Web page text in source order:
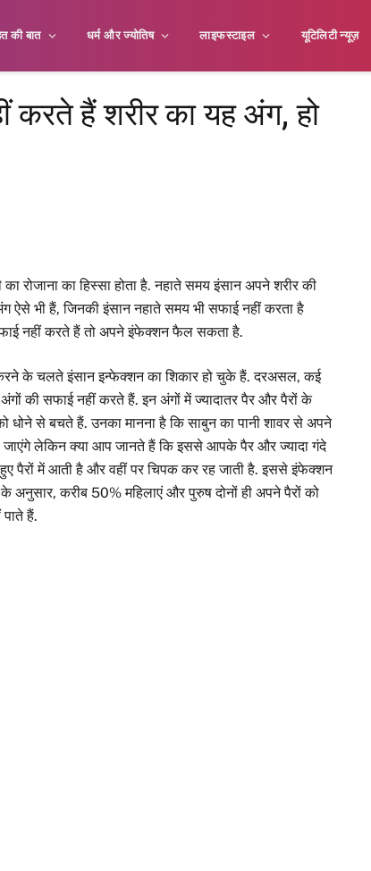
की बात धर्म और ज्योतिष लाइफस्टाइल यूटिलिटी न्यूज़
करते हैं शरीर का यह अंग, हो
का रोजाना का हिस्सा होता है. नहाते समय इंसान अपने शरीर की
भी हैं, जिनकी इंसान नहाते समय भी सफाई नहीं करता है
नहीं करते हैं तो अपने इंफेक्शन फैल सकता है.
के चलते इंसान इन्फेक्शन का शिकार हो चुके हैं. दरअसल, कई
की सफाई नहीं करते हैं. इन अंगों में ज्यादातर पैर और पैरों के
से बचते हैं. उनका मानना है कि साबुन का पानी शावर से अपने
लेकिन क्या आप जानते हैं कि इससे आपके पैर और ज्यादा गंदे
पैरों में आती है और वहीं पर चिपक कर रह जाती है. इससे इंफेक्शन
करीब 50% महिलाएं और पुरुष दोनों ही अपने पैरों को
हैं.